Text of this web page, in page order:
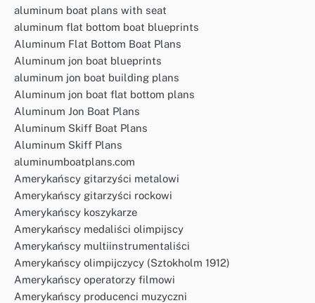
aluminum boat plans with seat
aluminum flat bottom boat blueprints
Aluminum Flat Bottom Boat Plans
Aluminum jon boat blueprints
aluminum jon boat building plans
Aluminum jon boat flat bottom plans
Aluminum Jon Boat Plans
Aluminum Skiff Boat Plans
Aluminum Skiff Plans
aluminumboatplans.com
Amerykańscy gitarzyści metalowi
Amerykańscy gitarzyści rockowi
Amerykańscy koszykarze
Amerykańscy medaliści olimpijscy
Amerykańscy multiinstrumentaliści
Amerykańscy olimpijczycy (Sztokholm 1912)
Amerykańscy operatorzy filmowi
Amerykańscy producenci muzyczni